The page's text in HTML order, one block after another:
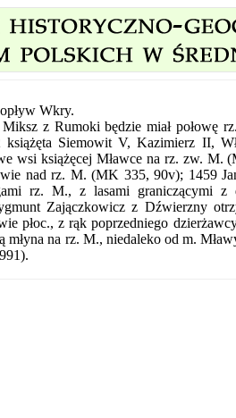
Wkry.
z Rumoki będzie miał połowę
Siemowit V, Kazimierz II,
wsi książęcej Mławce na rz. zw.
nad rz. M. (MK 335, 90v); 1459
rz. M., z lasami graniczącymi z
Zajączkowicz z Dźwierzny
płoc., z rąk poprzedniego
na rz. M., niedaleko od m.